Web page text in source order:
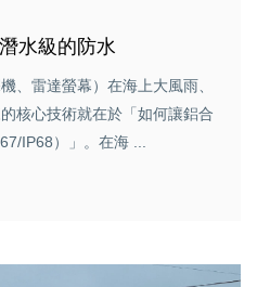
水級的防水
、雷達螢幕）在海上大風雨、
核心技術就在於「如何讓鋁合
IP68）」。在海 ...